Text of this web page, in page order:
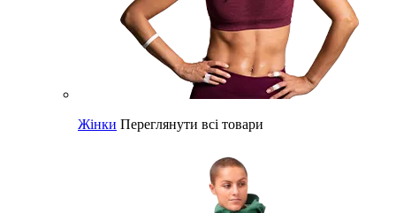
Жінки Переглянути всі товари